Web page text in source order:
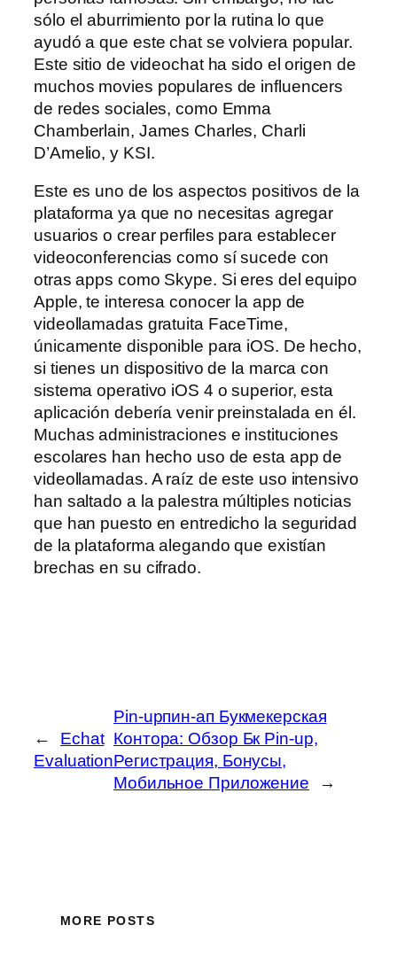
sólo el aburrimiento por la rutina lo que
ayudó a que este chat se volviera popular.
Este sitio de videochat ha sido el origen de
muchos movies populares de influencers
de redes sociales, como Emma
Chamberlain, James Charles, Charli
D’Amelio, y KSI.
Este es uno de los aspectos positivos de la
plataforma ya que no necesitas agregar
usuarios o crear perfiles para establecer
videoconferencias como sí sucede con
otras apps como Skype. Si eres del equipo
Apple, te interesa conocer la app de
videollamadas gratuita FaceTime,
únicamente disponible para iOS. De hecho,
si tienes un dispositivo de la marca con
sistema operativo iOS 4 o superior, esta
aplicación debería venir preinstalada en él.
Muchas administraciones e instituciones
escolares han hecho uso de esta app de
videollamadas. A raíz de este uso intensivo
han saltado a la palestra múltiples noticias
que han puesto en entredicho la seguridad
de la plataforma alegando que existían
brechas en su cifrado.
←
Echat
Evaluation
Pin-upпин-ап Букмекерская
Контора: Обзор Бк Pin-up,
Регистрация, Бонусы,
Мобильное Приложение
→
MORE POSTS